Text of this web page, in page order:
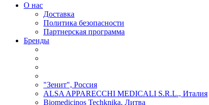
О нас
Доставка
Политика безопасности
Партнерская программа
Бренды
"Зенит", Россия
ALSA APPARECCHI MEDICALI S.R.L., Италия
Biomedicinos Techknika, Литва